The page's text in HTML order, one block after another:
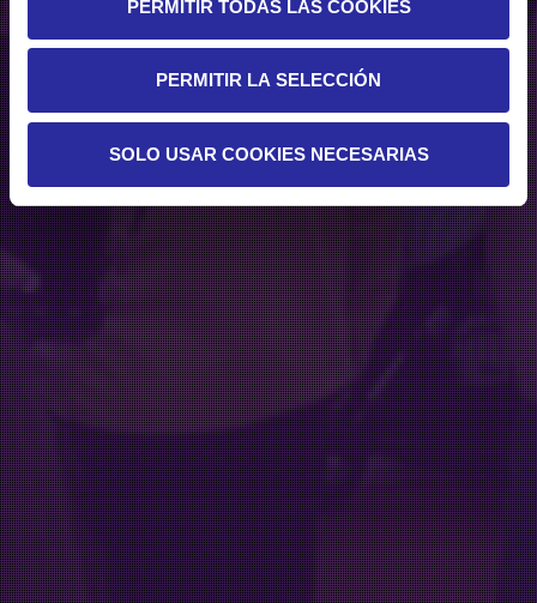
PERMITIR TODAS LAS COOKIES
PERMITIR LA SELECCIÓN
SOLO USAR COOKIES NECESARIAS